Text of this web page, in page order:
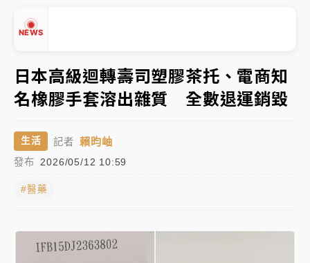
NEWS
中信慈善基金會想增加董事人數！辜仲諒向法院聲請遭
駁 理由曝光
故宮《龍藏經》特展第2檔！今線上預約開賣一度塞車
周六起展出延長至晚上7時
台東農業處長涉圖利渡假村！東檢抗告成功 今重開羈
父親節泡湯了！中颱白海豚雨彈轟3天 「紅到發紫」降
雨熱區曝
暑假過三周才推「E宿新北打卡趣」！抽獎程序複雜 觀
日本高級迴轉壽司塑膠茶托、電商知
名橡膠手套溶出雜質 全數退運銷毀
生活 記者 賴昀岫
發布 2026/05/12 10:59
#醫藥